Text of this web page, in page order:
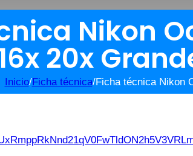
Nikon
20x
Inicio/Ficha técnica/Ficha técnica Nikon